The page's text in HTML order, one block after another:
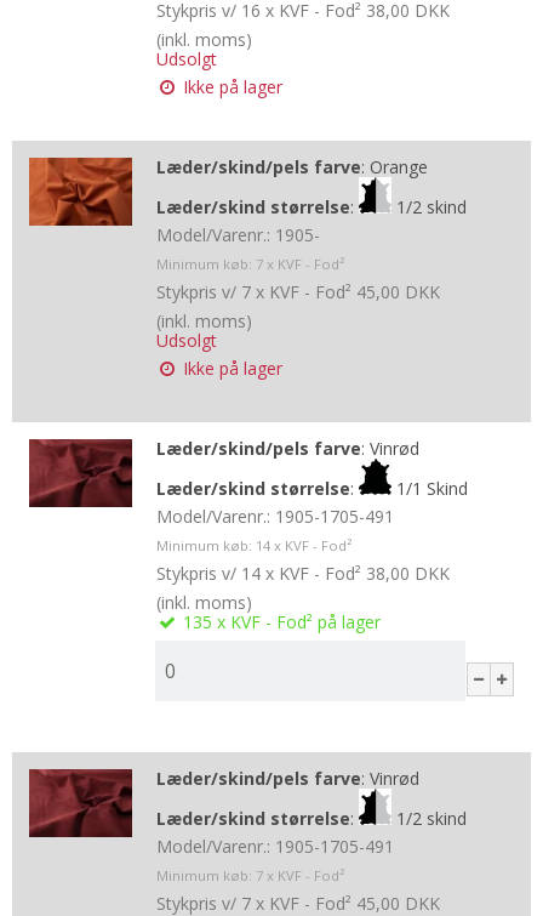
Stykpris v/ 16 x KVF - Fod² 38,00 DKK
(inkl. moms)
Udsolgt
Ikke på lager
Læder/skind/pels farve: Orange
Læder/skind størrelse:
1/2 skind
Model/Varenr.: 1905-
Minimum køb: 7 x KVF - Fod²
Stykpris v/ 7 x KVF - Fod² 45,00 DKK
(inkl. moms)
Udsolgt
Ikke på lager
Læder/skind/pels farve: Vinrød
Læder/skind størrelse:
1/1 Skind
Model/Varenr.: 1905-1705-491
Minimum køb: 14 x KVF - Fod²
Stykpris v/ 14 x KVF - Fod² 38,00 DKK
(inkl. moms)
135 x KVF - Fod² på lager
Læder/skind/pels farve: Vinrød
Læder/skind størrelse:
1/2 skind
Model/Varenr.: 1905-1705-491
Minimum køb: 7 x KVF - Fod²
Stykpris v/ 7 x KVF - Fod² 45,00 DKK